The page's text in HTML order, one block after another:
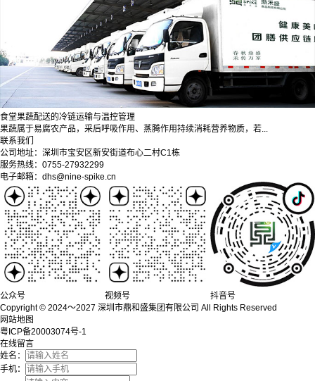
食堂果蔬配送的冷链运输与温控管理
果蔬属于易腐农产品，采后呼吸作用、蒸腾作用持续消耗营养物质，若...
联系我们
公司地址：深圳市宝安区新安街道布心二村C1栋
服务热线：0755-27932299
电子邮箱：dhs@nine-spike.cn
公众号 视频号
抖音号
Copyright © 2024～2027 深圳市鼎和盛集团有限公司 All Rights Reserved
网站地图
粤ICP备20003074号-1
在线留言
姓名：
手机：